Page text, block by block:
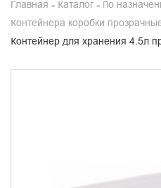
Главная Каталог По
Контейнера коробки
Контейнер для хранения 4.5л